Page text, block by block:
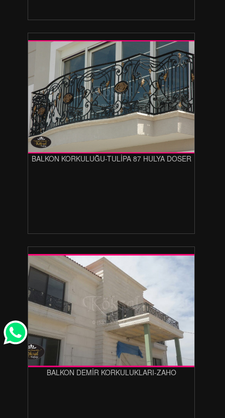
BALKON KORKULUĞU-TULİPA 87 HULYA DOSER
BALKON DEMİR KORKULUKLARI-ZAHO